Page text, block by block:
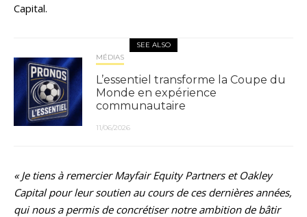
Capital.
SEE ALSO
MÉDIAS
L’essentiel transforme la Coupe du
Monde en expérience
communautaire
11/06/2026
« Je tiens à remercier Mayfair Equity Partners et Oakley
Capital pour leur soutien au cours de ces dernières années,
qui nous a permis de concrétiser notre ambition de bâtir